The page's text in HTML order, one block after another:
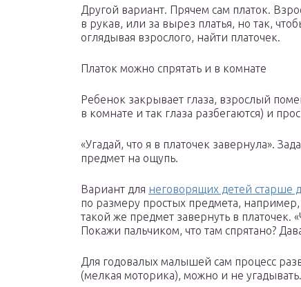
Другой вариант. Прячем сам платок.
в рукав, или за вырез платья, но так,
оглядывая взрослого, найти платочек.
Платок можно спрятать и в комнате
Ребенок закрывает глаза, взрослый
в комнате и так глаза разбегаются) и
«Угадай, что я в платочек завернула».
предмет на ощупь.
Вариант для неговорящих детей старше
по размеру простых предмета,
такой же предмет завернуть в платочек.
Покажи пальчиком, что там спрятано?
Для годовалых малышей сам процесс
(мелкая моторика), можно и не угадывать.